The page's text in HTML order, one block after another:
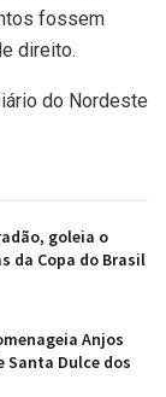
fossem
direito.
do Nordeste
goleia o
da Copa do Brasil
Anjos
Dulce dos